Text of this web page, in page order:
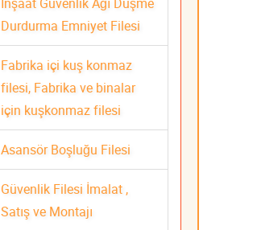
Durdurma Emniyet Filesi
Fabrika içi kuş konmaz
filesi, Fabrika ve binalar
için kuşkonmaz filesi
Asansör Boşluğu Filesi
Güvenlik Filesi İmalat ,
Satış ve Montajı